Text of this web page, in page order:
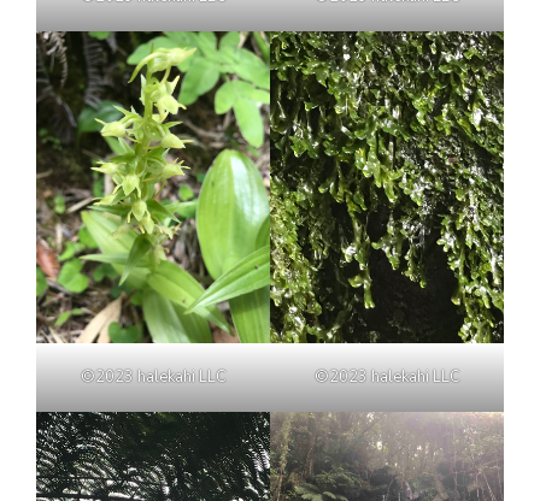
©2023 halekahi LLC ©2023 halekahi LLC